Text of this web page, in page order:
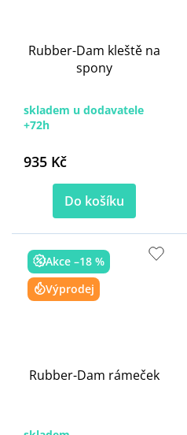
Rubber-Dam kleště na
spony
skladem u dodavatele
+72h
935 Kč
Do košíku
Akce –18 %
Výprodej
Rubber-Dam rámeček